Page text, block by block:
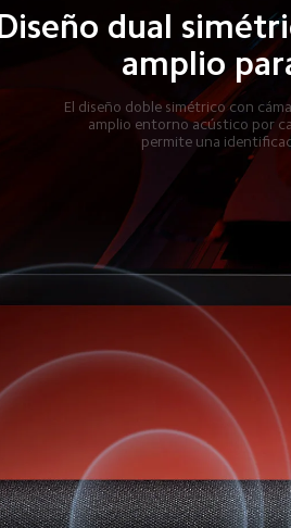
Diseño dual
amplio
El diseño doble simétrico con
amplio entorno acústico por
permite una